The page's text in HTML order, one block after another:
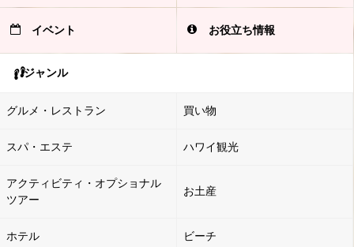
イベント お役立ち情報
ジャンル
グルメ・レストラン 買い物
スパ・エステ ハワイ観光
アクティビティ・オプショナル
ツアー
お土産
ホテル ビーチ